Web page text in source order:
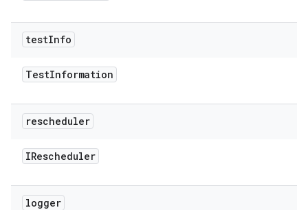
testInfo
TestInformation
rescheduler
IRescheduler
logger